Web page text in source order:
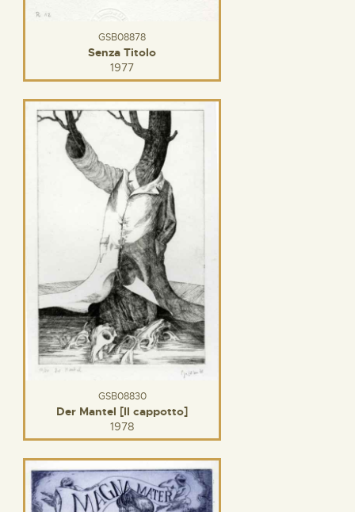
GSB08878
Senza Titolo
1977
GSB08830
Der Mantel [Il cappotto]
1978